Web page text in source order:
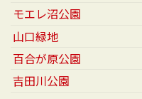
モエレ沼公園
山口緑地
百合が原公園
吉田川公園